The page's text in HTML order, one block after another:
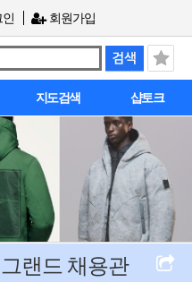
인 회원가입
지도검색 샵토크
랜드 채용관